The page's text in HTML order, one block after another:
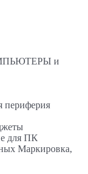
и
периферия
для ПК
Маркировка,